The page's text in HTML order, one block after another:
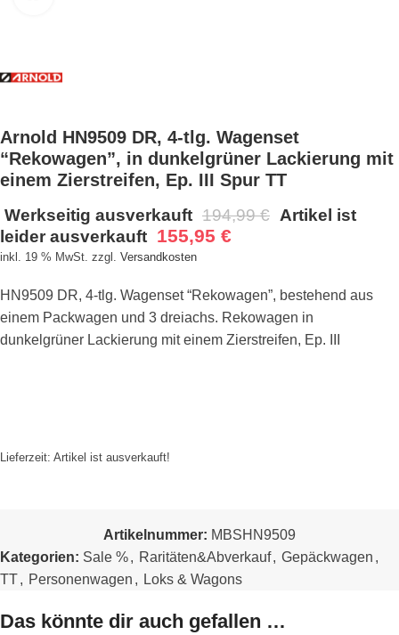
Arnold HN9509 DR, 4-tlg. Wagenset
“Rekowagen”, in dunkelgrüner Lackierung mit
einem Zierstreifen, Ep. III Spur TT
Werkseitig ausverkauft 194,99€ Artikel ist
leider ausverkauft 155,95 €
inkl. 19 % MwSt. zzgl. Versandkosten
HN9509 DR, 4-tlg. Wagenset “Rekowagen”, bestehend aus
einem Packwagen und 3 dreiachs. Rekowagen in
dunkelgrüner Lackierung mit einem Zierstreifen, Ep. III
Lieferzeit: Artikel ist ausverkauft!
Artikelnummer: MBSHN9509
Kategorien: Sale %, Raritäten&Abverkauf, Gepäckwagen ,
TT, Personenwagen , Loks & Wagons
Das könnte dir auch gefallen …